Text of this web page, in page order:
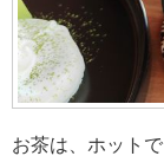
お茶は、ホット